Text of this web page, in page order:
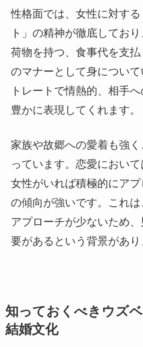
性格面では、女性に対す
ト」の精神が徹底してお
荷物を持つ、食事代を支
のマナーとして身につい
トレートで情熱的、相手
豊かに表現してくれます。
家族や故郷への愛着も強
っています。恋愛におい
女性がいれば積極的にアプ
の傾向が強いです。これ
アプローチが少ないため
要があるという背景があり
知っておくべきウズ
結婚文化